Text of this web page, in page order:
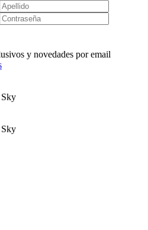
y novedades por email